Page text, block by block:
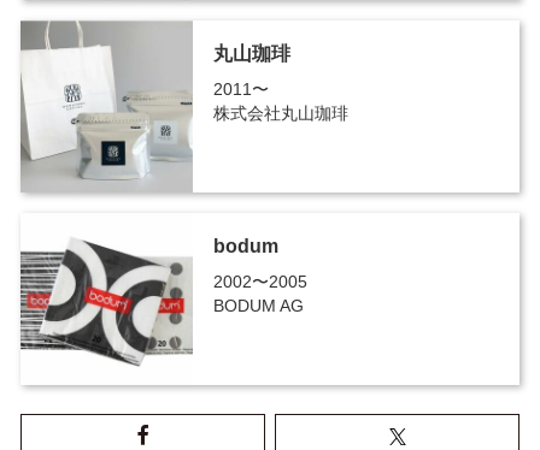
丸山珈琲
2011〜
株式会社丸山珈琲
bodum
2002〜2005
BODUM AG